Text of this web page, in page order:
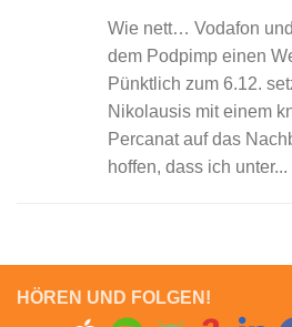
Wie nett… Vodafon
dem Podpimp einen
Pünktlich zum 6.12.
Nikolausis mit einem
Percanat auf das
hoffen, dass ich unter...
HÖREN UND FOLGEN!